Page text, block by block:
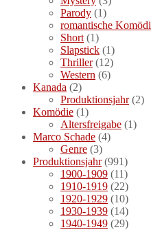
Parody (1)
romantische
Short (1)
Slapstick (1)
Thriller(12)
Western (6)
Kanada (2)
Produktionsjahr(2)
Komödie (1)
Altersfreigabe (1)
Marco Schade (4)
Genre (3)
Produktionsjahr(991)
1900-1909 (11)
1910-1919 (22)
1920-1929 (10)
1930-1939 (14)
1940-1949 (29)